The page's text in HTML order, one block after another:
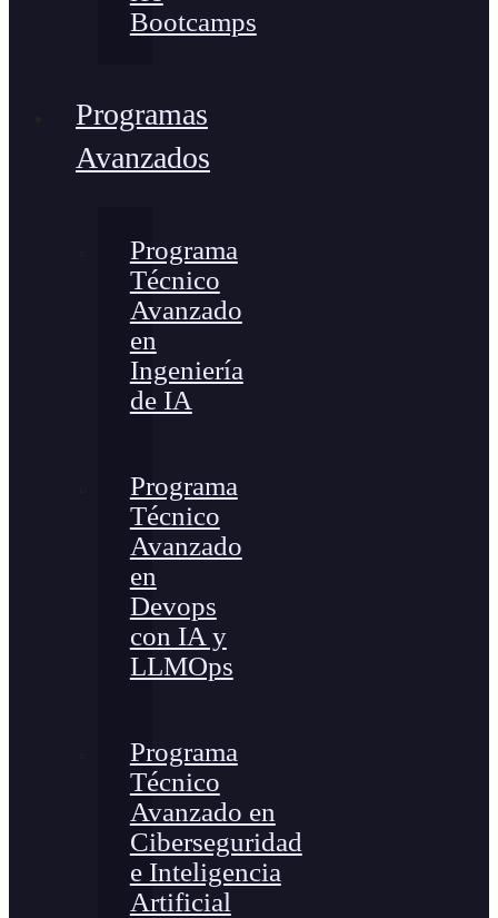
Bootcamps
Programas
Avanzados
Programa
Técnico
Avanzado
en
Ingeniería
de IA
Programa
Técnico
Avanzado
en
Devops
con IA y
LLMOps
Programa
Técnico
Avanzado en
Ciberseguridad
e Inteligencia
Artificial